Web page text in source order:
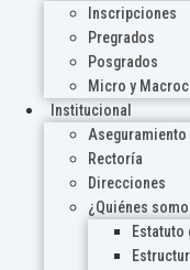
Inscripciones
Pregrados
Posgrados
Micro y
Institucional
Aseguramiento
Rectoría
Direcciones
¿Quiénes
Estatuto